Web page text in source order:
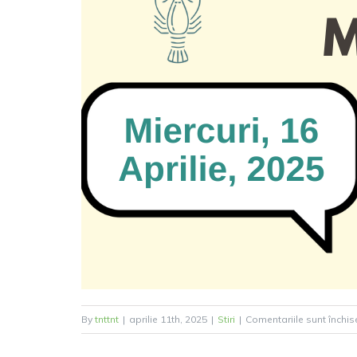
By tnttnt | aprilie 11th, 2025 | Stiri | Comentariile sunt